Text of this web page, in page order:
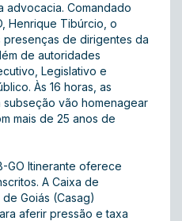
advocacia. Comandado
Henrique Tibúrcio, o
presenças de dirigentes da
de autoridades
Legislativo e
Às 16 horas, as
vão homenagear
mais de 25 anos de
GO Itinerante oferece
A Caixa de
Goiás (Casag)
aferir pressão e taxa